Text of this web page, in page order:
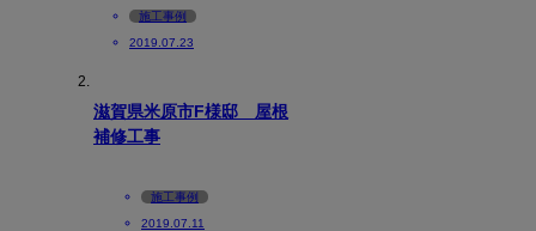
施工事例
2019.07.23
滋賀県米原市F様邸 屋根
補修工事
施工事例
2019.07.11